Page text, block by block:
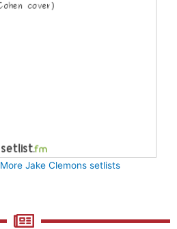
More Jake Clemons setlists